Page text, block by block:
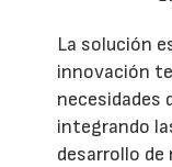
La solución
innovación
necesidades
integrando
desarrollo